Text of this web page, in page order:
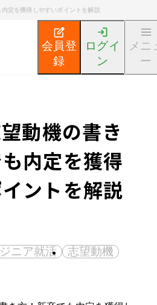
定を獲得しやすいポイントを解説
会員登
録
ログイ
ン
メニ
ー
エンジニア就活ノウハウ記事
動機の書き
内定を獲得
ントを解説
ニア就活
志望動機